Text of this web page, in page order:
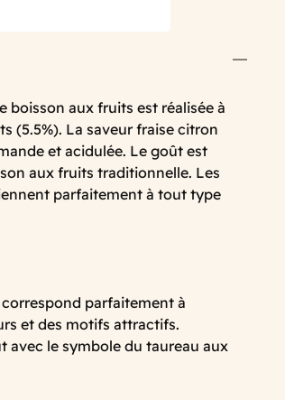
boisson aux fruits est réalisée à
(5.5%). La saveur fraise citron
et acidulée. Le goût est
aux fruits traditionnelle. Les
parfaitement à tout type
parfaitement à
et des motifs attractifs.
avec le symbole du taureau aux